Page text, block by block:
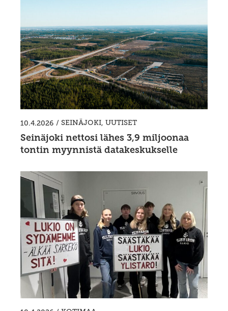
10.4.2026 / SEINÄJOKI, UUTISET
Seinäjoki nettosi lähes 3,9 miljoonaa
tontin myynnistä datakeskukselle